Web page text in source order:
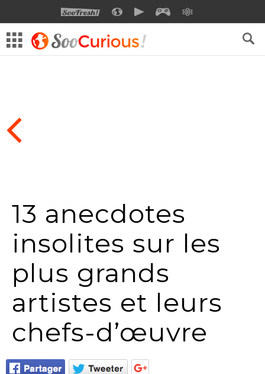
SOOFRESHSOOCURIOUSSOOMOTIONSOOGEEK
13 anecdotes
insolites sur les
plus grands
artistes et leurs
chefs-d’œuvre